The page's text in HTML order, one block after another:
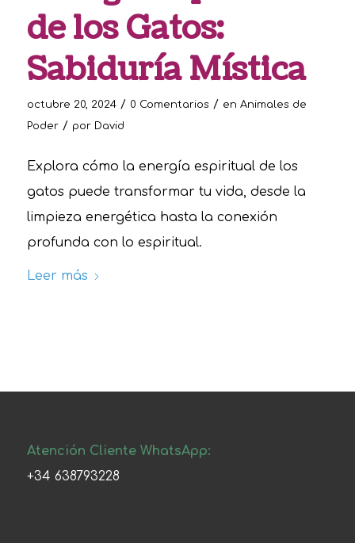
de los Gatos:
Sabiduría Mística
octubre 20, 2024 / 0 Comentarios / en Animales de
Poder / por David
Explora cómo la energía espiritual de los
gatos puede transformar tu vida, desde la
limpieza energética hasta la conexión
profunda con lo espiritual.
Leer más
Atención Cliente WhatsApp:
+34 638793228